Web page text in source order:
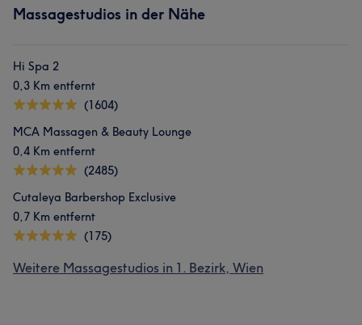
Massagestudios in der Nähe
Hi Spa 2
0,3 Km entfernt
(1604)
MCA Massagen & Beauty Lounge
0,4 Km entfernt
(2485)
Cutaleya Barbershop Exclusive
0,7 Km entfernt
(175)
Weitere Massagestudios in 1. Bezirk, Wien